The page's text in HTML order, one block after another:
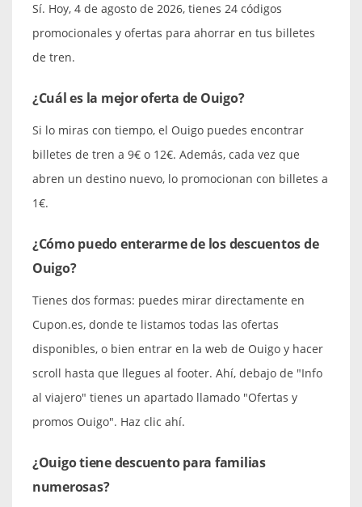
Sí. Hoy, 4 de agosto de 2026, tienes 24 códigos
promocionales y ofertas para ahorrar en tus billetes
de tren.
¿Cuál es la mejor oferta de Ouigo?
Si lo miras con tiempo, el Ouigo puedes encontrar
billetes de tren a 9€ o 12€. Además, cada vez que
abren un destino nuevo, lo promocionan con billetes a
1€.
¿Cómo puedo enterarme de los descuentos de
Ouigo?
Tienes dos formas: puedes mirar directamente en
Cupon.es, donde te listamos todas las ofertas
disponibles, o bien entrar en la web de Ouigo y hacer
scroll hasta que llegues al footer. Ahí, debajo de "Info
al viajero" tienes un apartado llamado "Ofertas y
promos Ouigo". Haz clic ahí.
¿Ouigo tiene descuento para familias
numerosas?